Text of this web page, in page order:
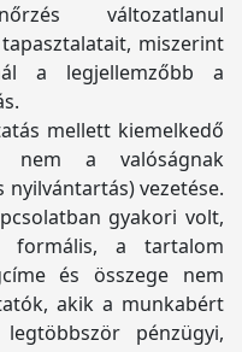
változatlanul
miszerint
a legjellemzőbb a
mellett kiemelkedő
nem a valóságnak
vezetése.
gyakori volt,
formális, a tartalom
és összege nem
akik a munkabért
pénzügyi,